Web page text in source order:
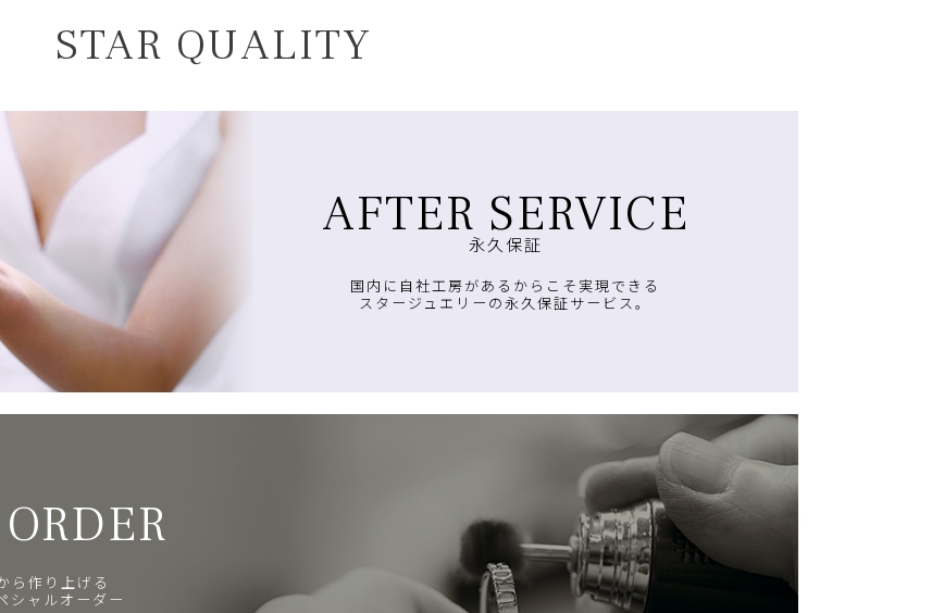
STAR QUALITY
AFTER SERVICE
永久保証
国内に自社工房があるからこそ実現できる
スタージュエリーの永久保証サービス。
ら作り上げる
シャルオーダー